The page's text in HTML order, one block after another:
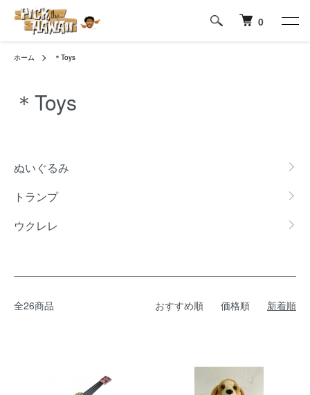
0
ホーム ＊Toys
＊Toys
ぬいぐるみ
トランプ
ウクレレ
全26商品 おすすめ順 価格順 新着順